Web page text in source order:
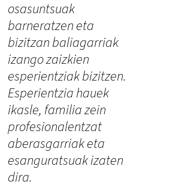
osasuntsuak
barneratzen eta
bizitzan baliagarriak
izango zaizkien
esperientziak bizitzen.
Esperientzia hauek
ikasle, familia zein
profesionalentzat
aberasgarriak eta
esanguratsuak izaten
dira.